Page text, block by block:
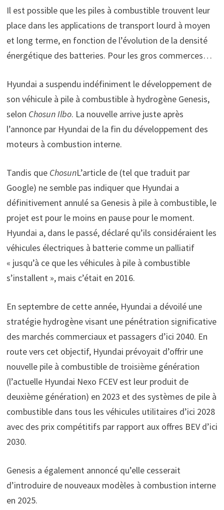
Il est possible que les piles à combustible trouvent leur
place dans les applications de transport lourd à moyen
et long terme, en fonction de l’évolution de la densité
énergétique des batteries. Pour les gros commerces…
Hyundai a suspendu indéfiniment le développement de
son véhicule à pile à combustible à hydrogène Genesis,
selon Chosun Ilbo. La nouvelle arrive juste après
l’annonce par Hyundai de la fin du développement des
moteurs à combustion interne.
Tandis que ChosunL’article de (tel que traduit par
Google) ne semble pas indiquer que Hyundai a
définitivement annulé sa Genesis à pile à combustible, le
projet est pour le moins en pause pour le moment.
Hyundai a, dans le passé, déclaré qu’ils considéraient les
véhicules électriques à batterie comme un palliatif
« jusqu’à ce que les véhicules à pile à combustible
s’installent », mais c’était en 2016.
En septembre de cette année, Hyundai a dévoilé une
stratégie hydrogène visant une pénétration significative
des marchés commerciaux et passagers d’ici 2040. En
route vers cet objectif, Hyundai prévoyait d’offrir une
nouvelle pile à combustible de troisième génération
(l’actuelle Hyundai Nexo FCEV est leur produit de
deuxième génération) en 2023 et des systèmes de pile à
combustible dans tous les véhicules utilitaires d’ici 2028
avec des prix compétitifs par rapport aux offres BEV d’ici
2030.
Genesis a également annoncé qu’elle cesserait
d’introduire de nouveaux modèles à combustion interne
en 2025.